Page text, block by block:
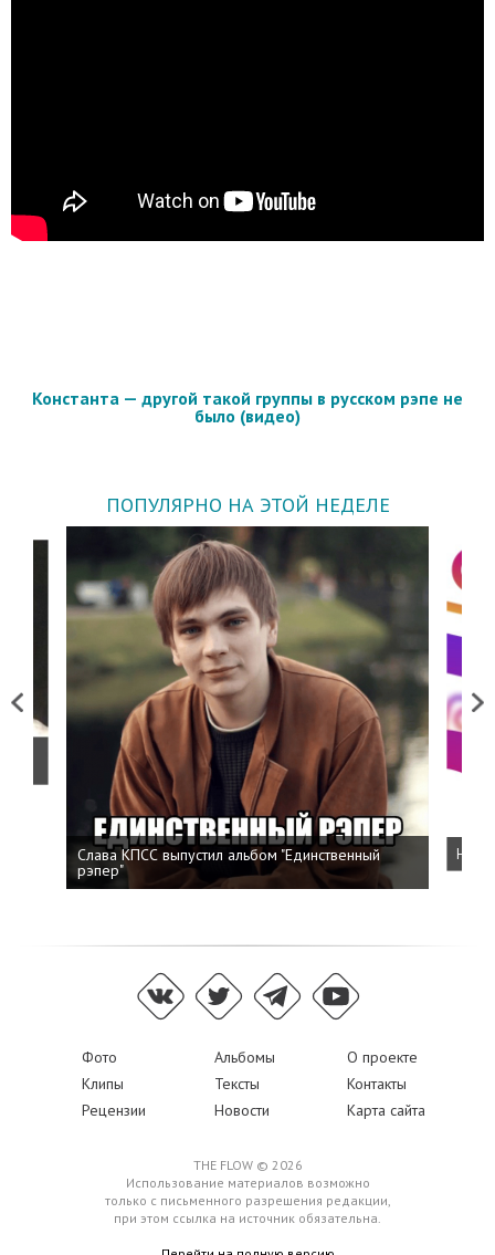
Константа — другой такой группы в русском рэпе не
было (видео)
ПОПУЛЯРНО НА ЭТОЙ НЕДЕЛЕ
Previous
Слава КПСС выпустил альбом "Единственный
рэпер"
Next
Фото Альбомы
О проекте
Клипы
Тексты
Контакты
Рецензии
Новости Карта сайта
THE FLOW © 2026
Использование материалов возможно
только с письменного разрешения редакции,
при этом ссылка на источник обязательна.